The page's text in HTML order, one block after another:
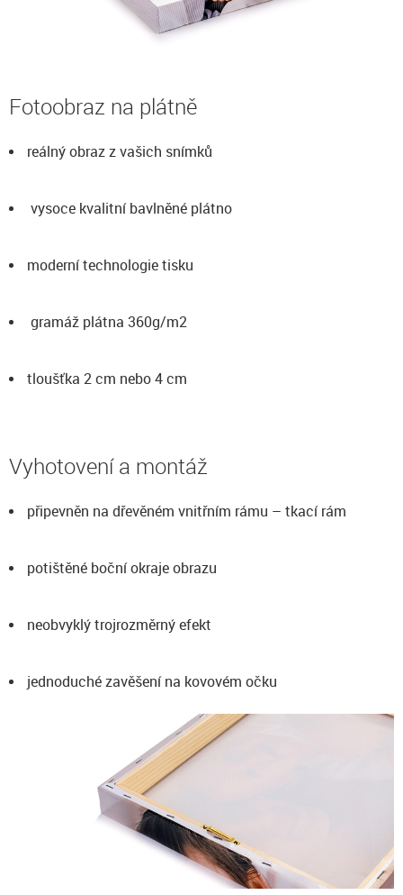
Fotoobraz na plátně
reálný obraz z vašich snímků
vysoce kvalitní bavlněné plátno
moderní technologie tisku
gramáž plátna 360g/m2
tloušťka 2 cm nebo 4 cm
Vyhotovení a montáž
připevněn na dřevěném vnitřním rámu – tkací rám
potištěné boční okraje obrazu
neobvyklý trojrozměrný efekt
jednoduché zavěšení na kovovém očku